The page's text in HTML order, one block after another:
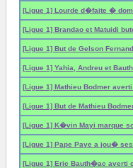
[Ligue 1] Lourde d�faite �
[Ligue 1] Brandao et Matuidi
[Ligue 1] But de Gelson
[Ligue 1] Yahia, Andreu et
[Ligue 1] Mathieu Bodmer
[Ligue 1] But de Mathieu
[Ligue 1] K�vin Mayi marque
[Ligue 1] Pape Paye a jou�
[Ligue 1] Eric Bauth�ac averti